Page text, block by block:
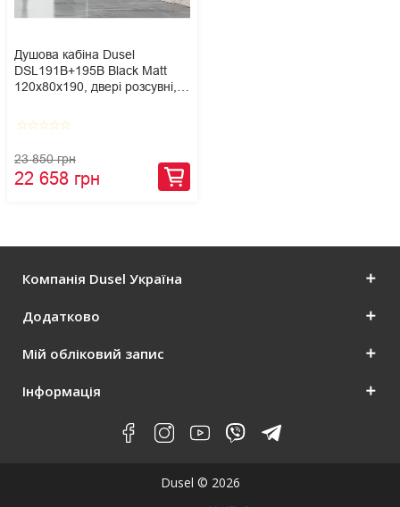
Душова кабіна Dusel
DSL191B+195B Black Matt
120х80х190, двері розсувні,
star_borderstar_borderstar_borderstar_borderstar_border
23 850 грн
22 658 грн
Компанія Dusel Україна
Додатково
Мій обліковий запис
Інформація
Dusel © 2026